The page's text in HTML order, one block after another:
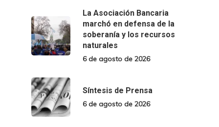
La Asociación Bancaria
marchó en defensa de la
soberanía y los recursos
naturales
6 de agosto de 2026
Síntesis de Prensa
6 de agosto de 2026